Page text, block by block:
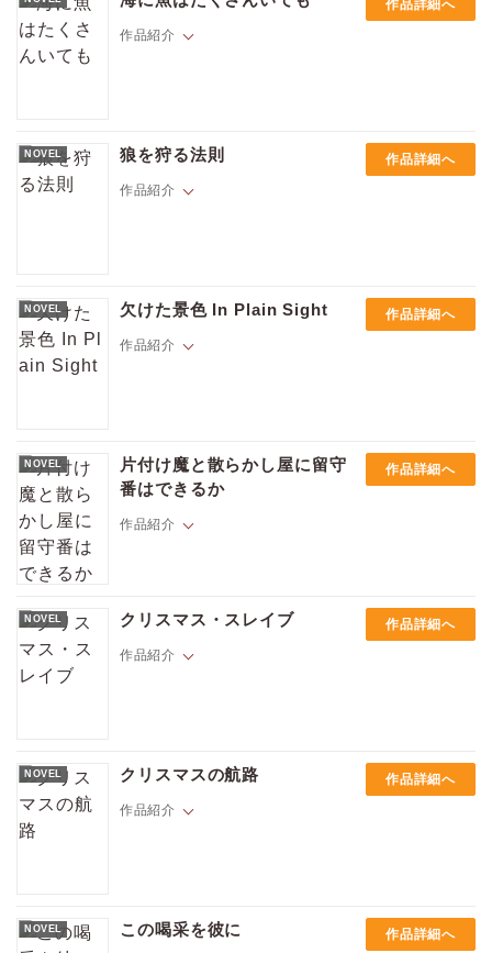
ミスにより、死体安置所パトロールという不本意な役割を命じられてい
たのだ。調査の結果林道の死体はFBIが調べていた連続殺人とは無関係と
判断され、翌朝にはロスにトンボ帰り。その晩ひとり訪れたレストラン
作品紹介
作品詳細へ
た。恋多き男の恋バナにつきあいながらも、そんなブレアーに恋する幼
馴染み・フィンの心境は複雑。そんなブレアーの新しい相手の趣味はダ
イビングだという。十代の頃からよくダイビングをしていたブレアーと
NOVEL 狼を狩る法則
作品紹介
作品詳細へ
みにしていた。 メイトは、会った瞬間にわかるんだ。 そんなある日診療
所に一匹の狼が運び込まれ、チェイの心と体が反応する。 この感覚、間
違いない、ドアの向こうに運命の相手が。しかしそこにいたのは傷を負
った美しい男だった――。 北米発、男と男の恋愛譚、モノクローム・ロ
NOVEL 欠けた景色 In Plain Sight
作品紹介
作品詳細へ
警察のグレンに別れを告げた。気が合うだけではすまない深い絆を感じ
ていたナッシュは乗り継ぎの空港でグレンに電話するが、出た相手はグ
レンではなかった。グレンに何が――!?
本作は『So This is Christmas』に収録されております。イラストは草間
さかえ先生です。
NOVEL
片付け魔と散らかし屋に留守
番はできるか
作品紹介
作品詳細へ
ンションに住む、物がちらかった自由な暮らしが好きなラス。二人は、
友人たちの忠告でそれぞれマンションの留守番募集に参加する。あまり
に違う相手の部屋に、どちらも拒否感を示すのだが……。
NOVEL クリスマス・スレイブ
作品紹介
作品詳細へ
していたマイケルの前に、別れた恋人のローガンが姿を見せる。金と引
き替えに、クリスマスまでの一週間、自分の奴隷になれと言うが……。
NOVEL クリスマスの航路
作品紹介
作品詳細へ
盗の疑いが晴れるのを待っていた。そしてFBI復帰が決まったその日、島
で出会った恋人、ノートンに知らせに行くが…ノートンは消えていた。
NOVEL この喝采を彼に 作品詳細へ